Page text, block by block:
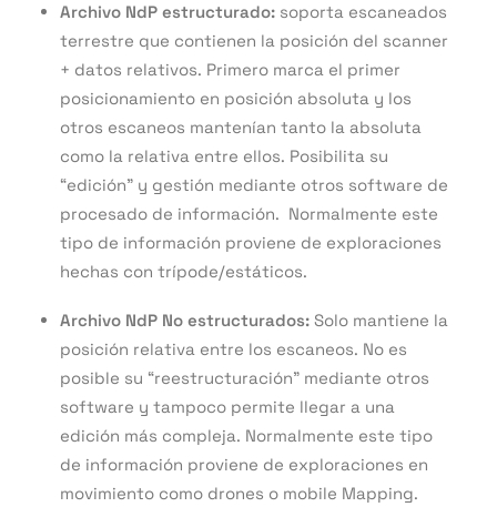
Archivo NdP estructurado: soporta escaneados
terrestre que contienen la posición del scanner
+ datos relativos. Primero marca el primer
posicionamiento en posición absoluta y los
otros escaneos mantenían tanto la absoluta
como la relativa entre ellos. Posibilita su
“edición” y gestión mediante otros software de
procesado de información. Normalmente este
tipo de información proviene de exploraciones
hechas con trípode/estáticos.
Archivo NdP No estructurados: Solo mantiene la
posición relativa entre los escaneos. No es
posible su “reestructuración” mediante otros
software y tampoco permite llegar a una
edición más compleja. Normalmente este tipo
de información proviene de exploraciones en
movimiento como drones o mobile Mapping.